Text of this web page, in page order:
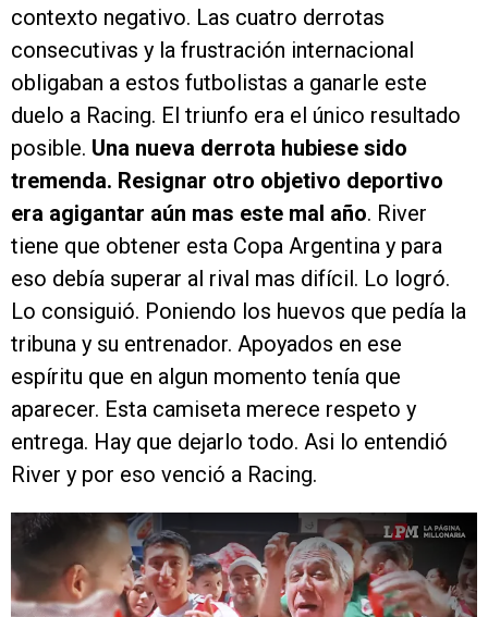
contexto negativo. Las cuatro derrotas
consecutivas y la frustración internacional
obligaban a estos futbolistas a ganarle este
duelo a Racing. El triunfo era el único resultado
posible. Una nueva derrota hubiese sido
tremenda. Resignar otro objetivo deportivo
era agigantar aún mas este mal año. River
tiene que obtener esta Copa Argentina y para
eso debía superar al rival mas difícil. Lo logró.
Lo consiguió. Poniendo los huevos que pedía la
tribuna y su entrenador. Apoyados en ese
espíritu que en algun momento tenía que
aparecer. Esta camiseta merece respeto y
entrega. Hay que dejarlo todo. Asi lo entendió
River y por eso venció a Racing.